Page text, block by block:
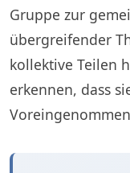
Gruppe zur
übergreifender
kollektive Teilen
erkennen, dass